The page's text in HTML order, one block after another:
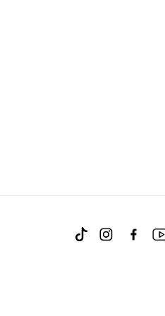
Facebook
Instagram
TikTok